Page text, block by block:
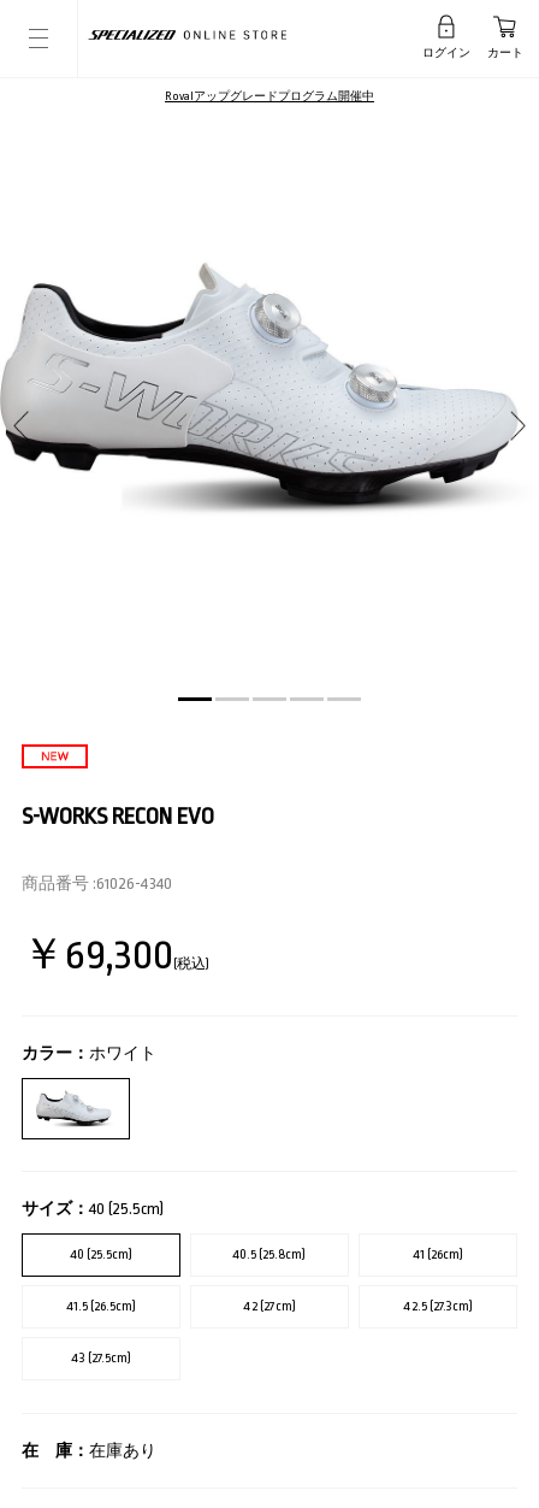
ログイン カート
Rovalアップグレードプログラム開催中
S-WORKS RECON EVO
商品番号 :61026-4340
￥69,300(税込)
カラー： ホワイト
サイズ：40 (25.5cm)
40 (25.5cm) 40.5 (25.8cm) 41 (26cm)
41.5 (26.5cm) 42 (27cm) 42.5 (27.3cm)
43 (27.5cm)
在 庫： 在庫あり